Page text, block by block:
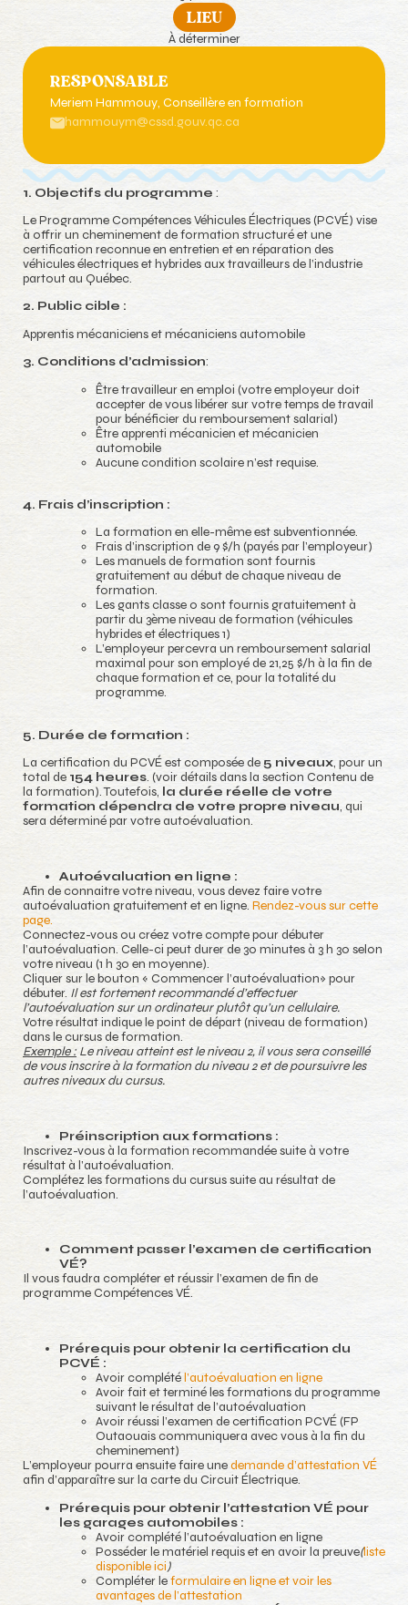
LIEU
À déterminer
RESPONSABLE
Meriem Hammouy, Conseillère en formation
hammouym@cssd.gouv.qc.ca
1. Objectifs du programme :
Le Programme Compétences Véhicules Électriques (PCVÉ) vise
à offrir un cheminement de formation structuré et une
certification reconnue en entretien et en réparation des
véhicules électriques et hybrides aux travailleurs de l’industrie
partout au Québec.
2. Public cible :
Apprentis mécaniciens et mécaniciens automobile
3. Conditions d’admission:
Être travailleur en emploi (votre employeur doit
accepter de vous libérer sur votre temps de travail
pour bénéficier du remboursement salarial)
Être apprenti mécanicien et mécanicien
automobile
Aucune condition scolaire n’est requise.
4. Frais d’inscription :
La formation en elle-même est subventionnée.
Frais d’inscription de 9 $/h (payés par l’employeur)
Les manuels de formation sont fournis
gratuitement au début de chaque niveau de
formation.
Les gants classe 0 sont fournis gratuitement à
partir du 3ème niveau de formation (véhicules
hybrides et électriques 1)
L’employeur percevra un remboursement salarial
maximal pour son employé de 21,25 $/h à la fin de
chaque formation et ce, pour la totalité du
programme.
5. Durée de formation :
La certification du PCVÉ est composée de5 niveaux, pour un
total de 154 heures. (voir détails dans la section Contenu de
la formation). Toutefois, la durée réelle de votre
formation dépendra de votre propre niveau, qui
sera déterminé par votre autoévaluation.
Autoévaluation en ligne :
Afin de connaitre votre niveau, vous devez faire votre
autoévaluation gratuitement et en ligne. Rendez-vous sur cette
page.
Connectez-vous ou créez votre compte pour débuter
l’autoévaluation. Celle-ci peut durer de 30 minutes à 3 h 30 selon
votre niveau (1 h 30 en moyenne).
Cliquer sur le bouton « Commencer l’autoévaluation» pour
débuter. Il est fortement recommandé d’effectuer
l’autoévaluation sur un ordinateur plutôt qu’un cellulaire.
Votre résultat indique le point de départ (niveau de formation)
dans le cursus de formation.
Exemple : Le niveau atteint est le niveau 2, il vous sera conseillé
de vous inscrire à la formation du niveau 2 et de poursuivre les
autres niveaux du cursus.
Préinscription aux formations :
Inscrivez-vous à la formation recommandée suite à votre
résultat à l’autoévaluation.
Complétez les formations du cursus suite au résultat de
l’autoévaluation.
Comment passer l’examen de certification
VÉ?
Il vous faudra compléter et réussir l’examen de fin de
programme Compétences VÉ.
Prérequis pour obtenir la certification du
PCVÉ :
Avoir complétél’autoévaluation en ligne
Avoir fait et terminé les formations du programme
suivant le résultat de l’autoévaluation
Avoir réussi l’examen de certification PCVÉ (FP
Outaouais communiquera avec vous à la fin du
cheminement)
L’employeur pourra ensuite faire unedemande d’attestation VÉ
afin d’apparaître sur la carte du Circuit Électrique.
Prérequis pour obtenir l’attestation VÉ pour
les garages automobiles :
Avoir complété l’autoévaluation en ligne
Posséder le matériel requis et en avoir la preuve(liste
disponible ici)
Compléter leformulaire en ligne et voir les
avantages de l’attestation